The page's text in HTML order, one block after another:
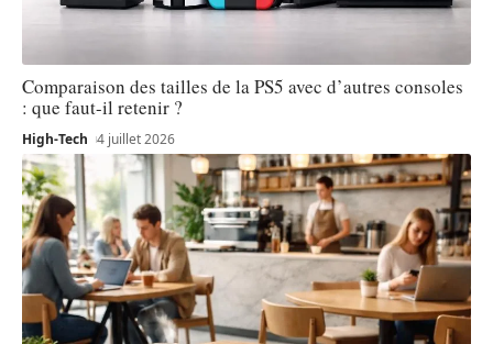
Comparaison des tailles de la PS5 avec d’autres consoles
: que faut-il retenir ?
High-Tech 4 juillet 2026